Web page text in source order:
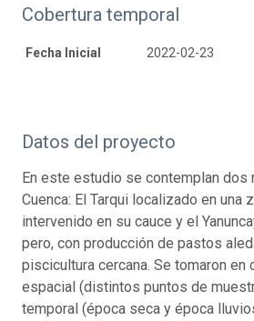
Cobertura temporal
Fecha Inicial 2022-02-23
Datos del proyecto
En este estudio se contemplan dos
Cuenca: El Tarqui localizado en una
intervenido en su cauce y el
pero, con producción de pastos
piscicultura cercana. Se tomaron en
espacial (distintos puntos de
temporal (época seca y época